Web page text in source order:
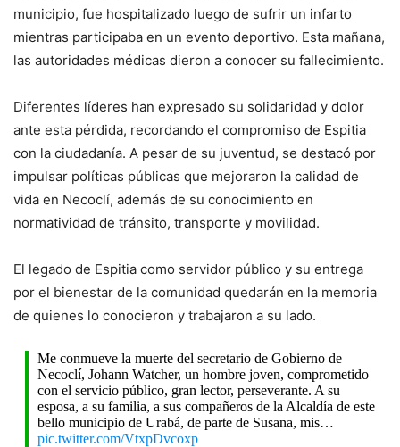
municipio, fue hospitalizado luego de sufrir un infarto
mientras participaba en un evento deportivo. Esta mañana,
las autoridades médicas dieron a conocer su fallecimiento.
Diferentes líderes han expresado su solidaridad y dolor
ante esta pérdida, recordando el compromiso de Espitia
con la ciudadanía. A pesar de su juventud, se destacó por
impulsar políticas públicas que mejoraron la calidad de
vida en Necoclí, además de su conocimiento en
normatividad de tránsito, transporte y movilidad.
El legado de Espitia como servidor público y su entrega
por el bienestar de la comunidad quedarán en la memoria
de quienes lo conocieron y trabajaron a su lado.
Me conmueve la muerte del secretario de Gobierno de
Necoclí, Johann Watcher, un hombre joven, comprometido
con el servicio público, gran lector, perseverante. A su
esposa, a su familia, a sus compañeros de la Alcaldía de este
bello municipio de Urabá, de parte de Susana, mis…
pic.twitter.com/VtxpDvcoxp